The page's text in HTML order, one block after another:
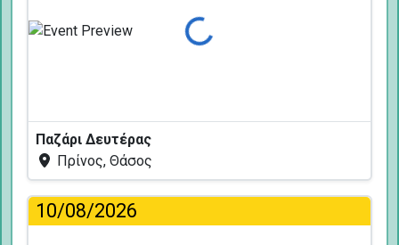
Παζάρι Δευτέρας
Πρίνος, Θάσος
10/08/2026